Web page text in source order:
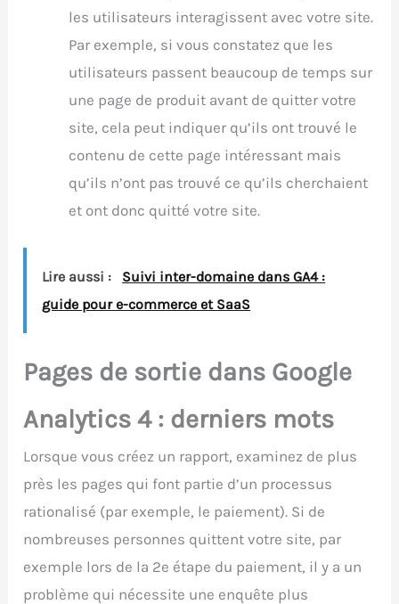
les utilisateurs interagissent avec votre site.
Par exemple, si vous constatez que les
utilisateurs passent beaucoup de temps sur
une page de produit avant de quitter votre
site, cela peut indiquer qu’ils ont trouvé le
contenu de cette page intéressant mais
qu’ils n’ont pas trouvé ce qu’ils cherchaient
et ont donc quitté votre site.
Lire aussi :
Suivi inter-domaine dans GA4 :
guide pour e-commerce et SaaS
Pages de sortie dans Google
Analytics 4 : derniers mots
Lorsque vous créez un rapport, examinez de plus
près les pages qui font partie d’un processus
rationalisé (par exemple, le paiement). Si de
nombreuses personnes quittent votre site, par
exemple lors de la 2e étape du paiement, il y a un
problème qui nécessite une enquête plus